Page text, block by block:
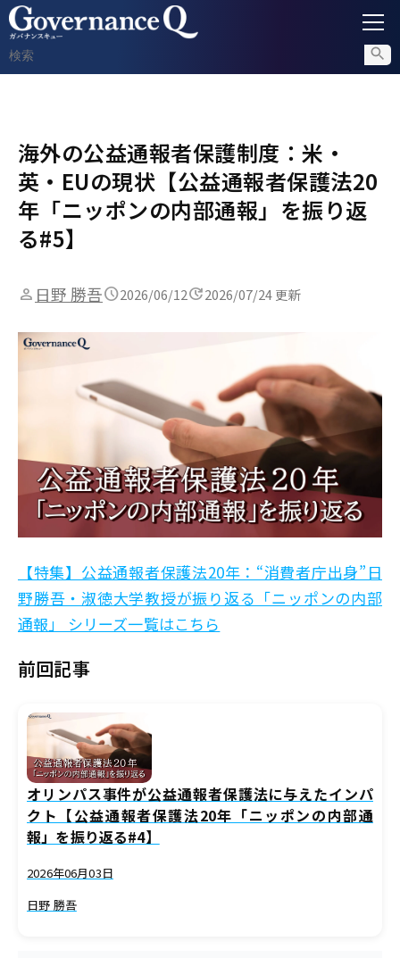
内部通報
コンプライアンス調査
セミナー情報
海外の公益通報者保護制度：米・
英・EUの現状【公益通報者保護法20
年「ニッポンの内部通報」を振り返
る#5】
日野 勝吾 2026/06/12 2026/07/24 更新
【特集】公益通報者保護法20年：“消費者庁出身”日
野勝吾・淑徳大学教授が振り返る「ニッポンの内部
通報」 シリーズ一覧はこちら
前回記事
オリンパス事件が公益通報者保護法に与えたインパ
クト【公益通報者保護法20年「ニッポンの内部通
報」を振り返る#4】
2026年06月03日
日野 勝吾